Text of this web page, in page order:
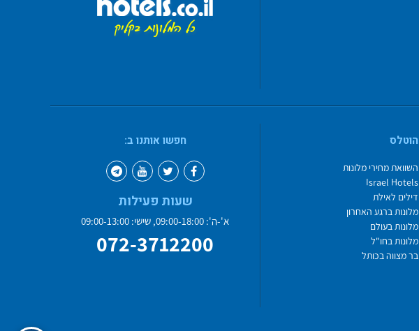
הוטלס
השוואת מחירי מלונות
Israel Hotels
דילים לאילת
מלונות ברגע האחרון
מלונות בעולם
מלונות בחו"ל
בר מצווה בכותל
חפשו אותנו ב:
שעות פעילות
א'-ה': 09:00-18:00, שישי: 09:00-13:00
072-3712200